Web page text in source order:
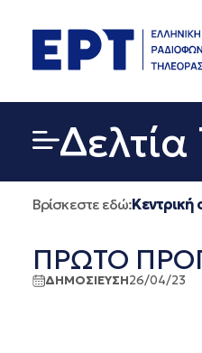
περιεχόμενο
Βρίσκεστε εδώ:Κεντρική
ΠΡΩΤΟ
ΔΗΜΟΣΙΕΥΣΗ26/04/23